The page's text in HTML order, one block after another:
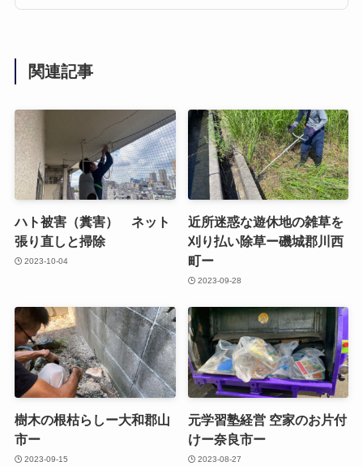
関連記事
ハト被害（糞害） ネット
張り直しと掃除
2023-10-04
近所迷惑な遊休地の雑草を
刈り払い除草ー磯城郡川西
町ー
2023-09-28
樹木の根枯らしー大和郡山
市ー
2023-09-15
元学習塾経営 空家のお片付
けー奈良市ー
2023-08-27